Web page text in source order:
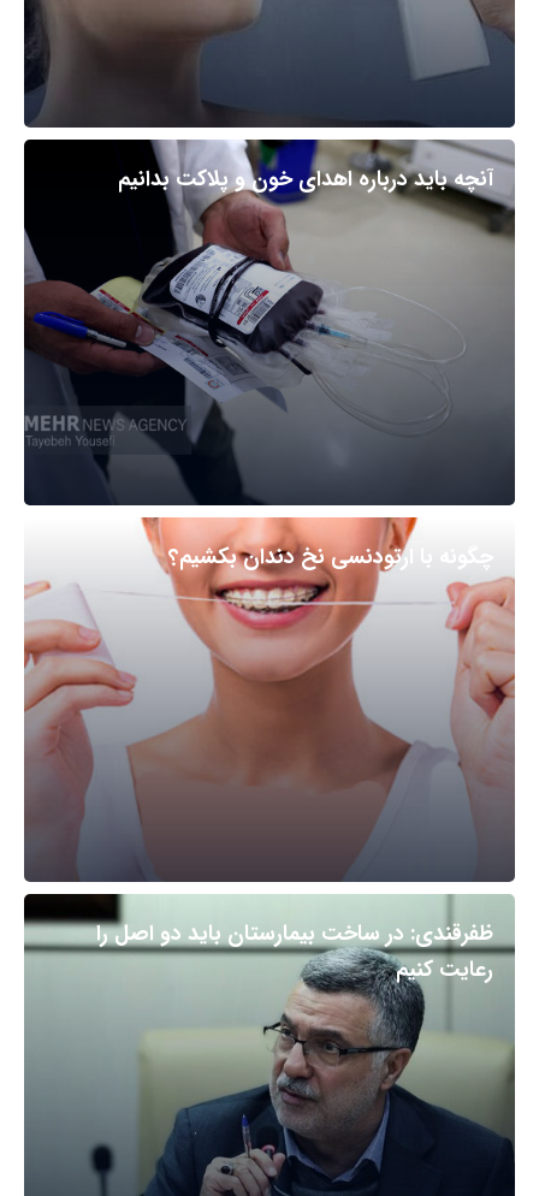
آنچه باید درباره اهدای خون و پلاکت بدانیم
چگونه با ارتودنسی نخ دندان بکشیم؟
ظفرقندی: در ساخت بیمارستان باید دو اصل را
رعایت کنیم